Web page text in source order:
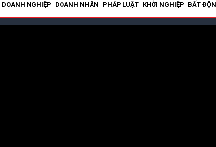
DOANH NGHIỆP DOANH NHÂN PHÁP LUẬT KHỞI NGHIỆP BẤT